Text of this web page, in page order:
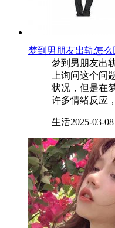
梦到男朋友出轨怎么
梦到男朋友出
上询问这个问
状况，但是在
许多情绪反应
生活2025-03-